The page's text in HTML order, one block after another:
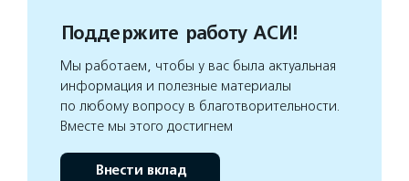
Поддержите работу АСИ!
Мы работаем, чтобы у вас была актуальная
информация и полезные материалы
по любому вопросу в благотворительности.
Вместе мы этого достигнем
Внести вклад